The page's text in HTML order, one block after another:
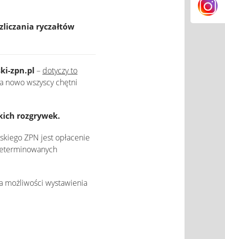
ryczałtów
zpn.pl – dotyczy to
nowo wszyscy chętni
rozgrywek.
ZPN jest opłacenie
możliwości wystawienia